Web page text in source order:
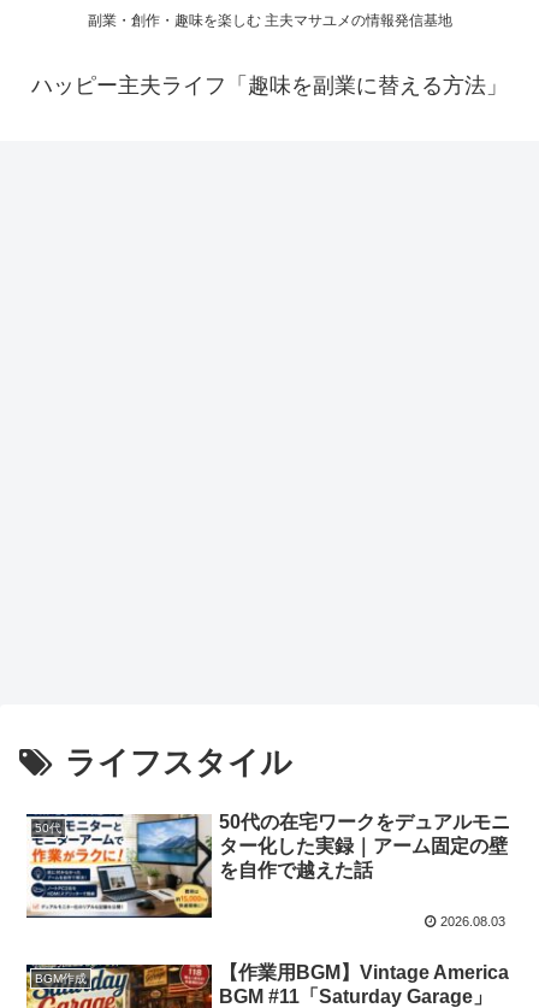
副業・創作・趣味を楽しむ 主夫マサユメの情報発信基地
ハッピー主夫ライフ「趣味を副業に替える方法」
ライフスタイル
50代
50代の在宅ワークをデュアルモニ
ター化した実録｜アーム固定の壁
を自作で越えた話
2026.08.03
BGM作成
【作業用BGM】Vintage America
BGM #11「Saturday Garage」